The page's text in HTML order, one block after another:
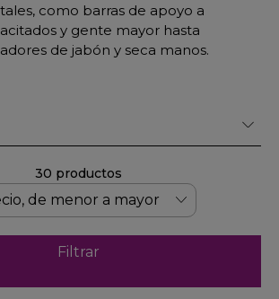
como barras de apoyo a
y gente mayor hasta
de jabón y seca manos.
30 productos
Filtrar